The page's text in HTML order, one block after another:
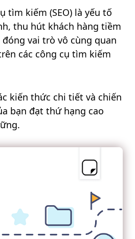
tìm kiếm (SEO) là yếu tố
thu hút khách hàng tiềm
đóng vai trò vô cùng quan
các công cụ tìm kiếm
kiến thức chi tiết và chiến
bạn đạt thứ hạng cao